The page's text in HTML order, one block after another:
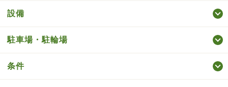
設備
駐車場・駐輪場
条件